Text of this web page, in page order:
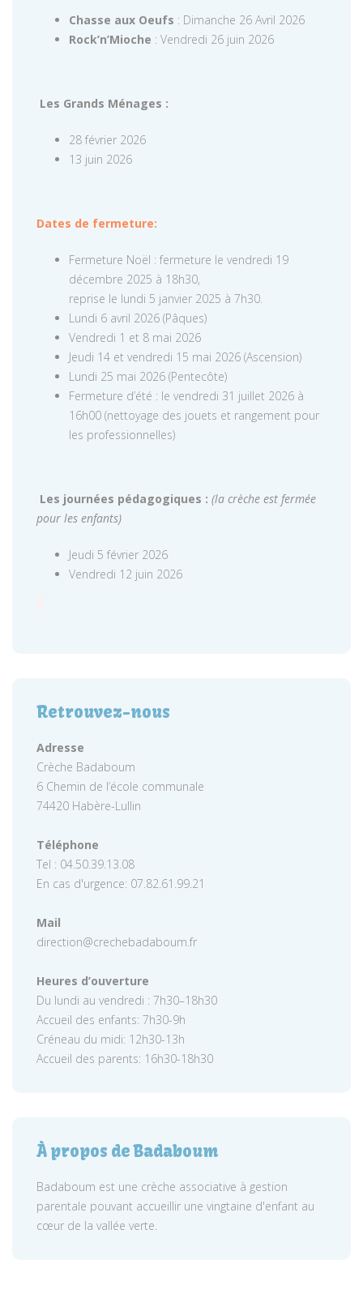
Chasse aux Oeufs : Dimanche 26 Avril 2026
Rock’n’Mioche : Vendredi 26 juin 2026
Les Grands Ménages :
28 février 2026
13 juin 2026
Dates de fermeture:
Fermeture Noël : fermeture le vendredi 19
décembre 2025 à 18h30,
reprise le lundi 5 janvier 2025 à 7h30.
Lundi 6 avril 2026 (Pâques)
Vendredi 1 et 8 mai 2026
Jeudi 14 et vendredi 15 mai 2026 (Ascension)
Lundi 25 mai 2026 (Pentecôte)
Fermeture d’été : le vendredi 31 juillet 2026 à
16h00 (nettoyage des jouets et rangement pour
les professionnelles)
Les journées pédagogiques : (la crèche est fermée
pour les enfants)
Jeudi 5 février 2026
Vendredi 12 juin 2026
Retrouvez-nous
Adresse
Crèche Badaboum
6 Chemin de l’école communale
74420 Habère-Lullin
Téléphone
Tel : 04.50.39.13.08
En cas d'urgence: 07.82.61.99.21
Mail
direction@crechebadaboum.fr
Heures d’ouverture
Du lundi au vendredi : 7h30–18h30
Accueil des enfants: 7h30-9h
Créneau du midi: 12h30-13h
Accueil des parents: 16h30-18h30
À propos de Badaboum
Badaboum est une crèche associative à gestion
parentale pouvant accueillir une vingtaine d'enfant au
cœur de la vallée verte.